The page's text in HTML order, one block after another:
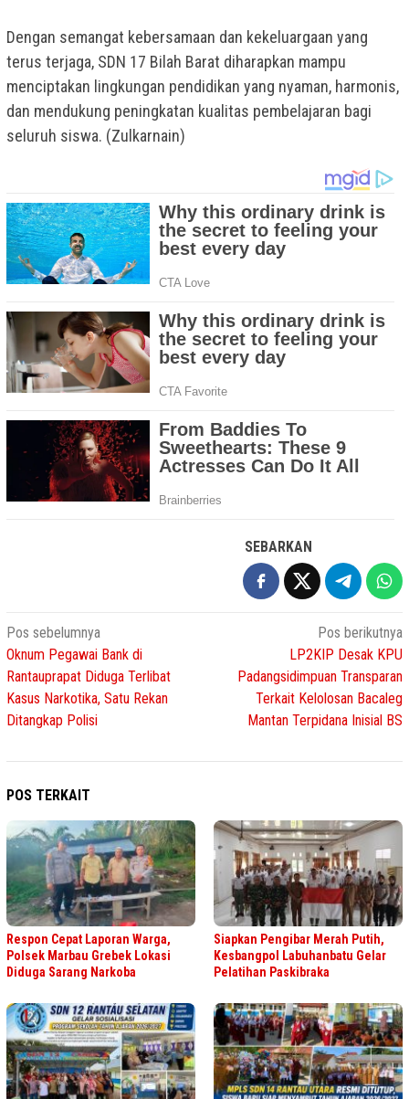
Dengan semangat kebersamaan dan kekeluargaan yang
terus terjaga, SDN 17 Bilah Barat diharapkan mampu
menciptakan lingkungan pendidikan yang nyaman, harmonis,
dan mendukung peningkatan kualitas pembelajaran bagi
seluruh siswa. (Zulkarnain)
SEBARKAN
Navigasi
pos
Pos sebelumnya
Oknum Pegawai Bank di
Rantauprapat Diduga Terlibat
Kasus Narkotika, Satu Rekan
Ditangkap Polisi
Pos berikutnya
LP2KIP Desak KPU
Padangsidimpuan Transparan
Terkait Kelolosan Bacaleg
Mantan Terpidana Inisial BS
POS TERKAIT
Respon Cepat Laporan Warga,
Polsek Marbau Grebek Lokasi
Diduga Sarang Narkoba
Siapkan Pengibar Merah Putih,
Kesbangpol Labuhanbatu Gelar
Pelatihan Paskibraka